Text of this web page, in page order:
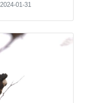
2024-01-31